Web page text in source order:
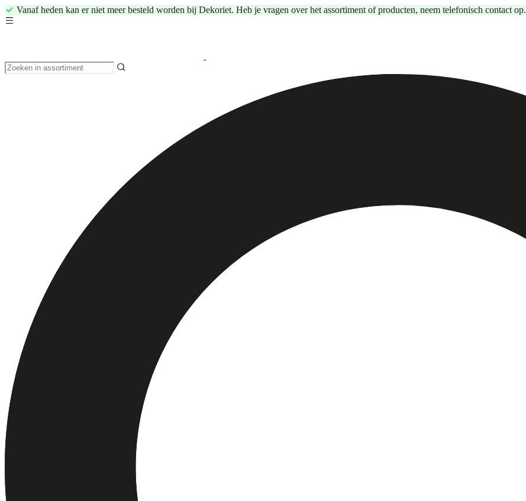
Vanaf heden kan er niet meer besteld worden bij Dekoriet. Heb je vragen over het assortiment of producten, neem telefonisch contact op.